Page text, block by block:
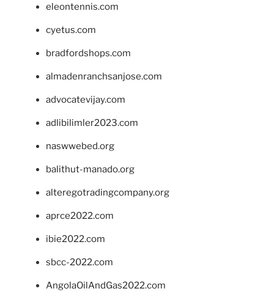
eleontennis.com
cyetus.com
bradfordshops.com
almadenranchsanjose.com
advocatevijay.com
adlibilimler2023.com
naswwebed.org
balithut-manado.org
alteregotradingcompany.org
aprce2022.com
ibie2022.com
sbcc-2022.com
AngolaOilAndGas2022.com